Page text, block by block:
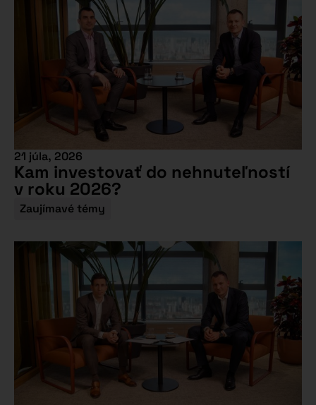
21 júla, 2026
Kam investovať do nehnuteľností
v roku 2026?
Zaujímavé témy